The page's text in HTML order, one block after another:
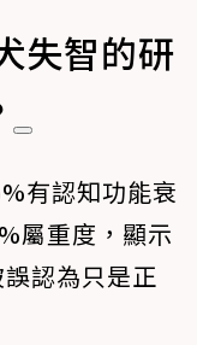
失智的研
有認知功能衰
屬重度，顯示
認為只是正